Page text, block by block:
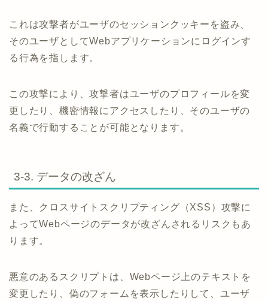
これは攻撃者がユーザのセッションクッキーを盗み、
そのユーザとしてWebアプリケーションにログインす
る行為を指します。
この攻撃により、攻撃者はユーザのプロフィールを変
更したり、機密情報にアクセスしたり、そのユーザの
名義で行動することが可能となります。
3-3. データの改ざん
また、クロスサイトスクリプティング（XSS）攻撃に
よってWebページのデータが改ざんされるリスクもあ
ります。
悪意のあるスクリプトは、Webページ上のテキストを
変更したり、偽のフォームを表示したりして、ユーザ